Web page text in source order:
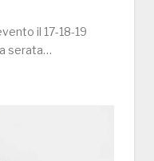
il 17-18-19
serata…